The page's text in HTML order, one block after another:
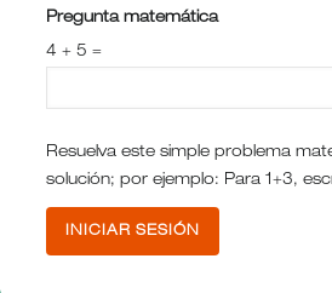
Pregunta matemática
4 + 5 =
Resuelva este simple problema
solución; por ejemplo: Para 1+3,